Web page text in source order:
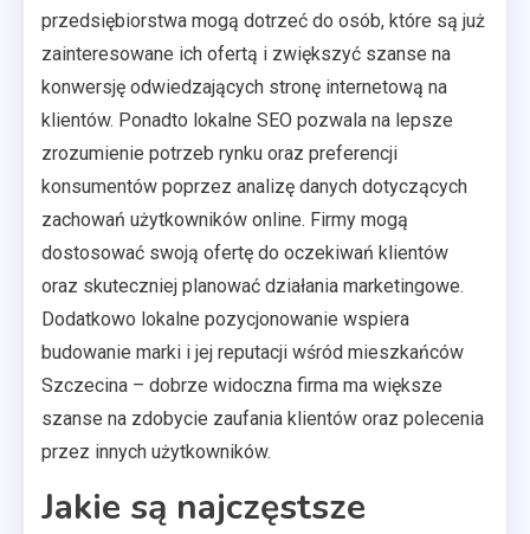
przedsiębiorstwa mogą dotrzeć do osób, które są już
zainteresowane ich ofertą i zwiększyć szanse na
konwersję odwiedzających stronę internetową na
klientów. Ponadto lokalne SEO pozwala na lepsze
zrozumienie potrzeb rynku oraz preferencji
konsumentów poprzez analizę danych dotyczących
zachowań użytkowników online. Firmy mogą
dostosować swoją ofertę do oczekiwań klientów
oraz skuteczniej planować działania marketingowe.
Dodatkowo lokalne pozycjonowanie wspiera
budowanie marki i jej reputacji wśród mieszkańców
Szczecina – dobrze widoczna firma ma większe
szanse na zdobycie zaufania klientów oraz polecenia
przez innych użytkowników.
Jakie są najczęstsze